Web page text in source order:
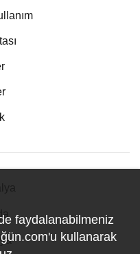
faydalanabilmeniz
kullanarak